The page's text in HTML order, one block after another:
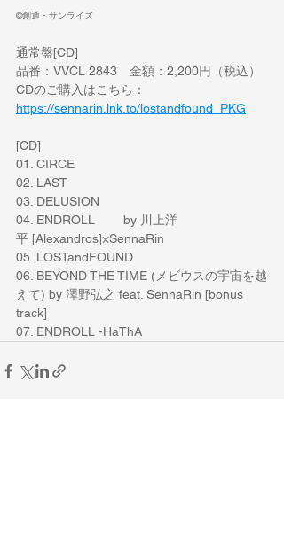
©創通・サンライズ
通常盤[CD]
品番：VVCL 2843　金額：2,200円（税込）
CDのご購入はこちら：
https://sennarin.lnk.to/lostandfound_PKG
[CD]
01. CIRCE
02. LAST
03. DELUSION
04. ENDROLL        by 川上洋
平 [Alexandros]×SennaRin
05. LOSTandFOUND
06. BEYOND THE TIME (メビウスの宇宙を越
えて) by 澤野弘之 feat. SennaRin [bonus
track]
07. ENDROLL -HaThA